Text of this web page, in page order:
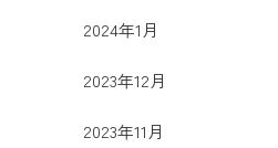
2024年1月
2023年12月
2023年11月